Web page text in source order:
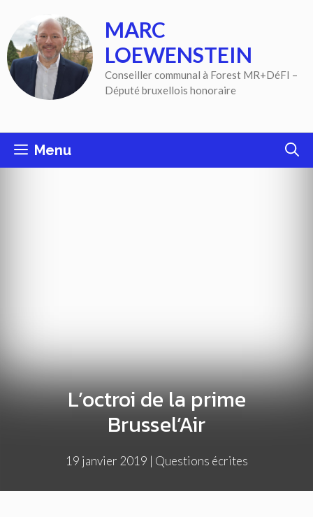
contenu
MARC
LOEWENSTEIN
Conseiller communal à Forest MR+DéFI –
Député bruxellois honoraire
Menu
L’octroi de la prime
Brussel’Air
19 janvier 2019 | Questions écrites